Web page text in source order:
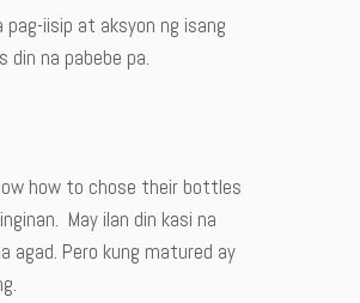
iisip at aksyon ng isang
na pabebe pa.
how to chose their bottles
May ilan din kasi na
agad. Pero kung matured ay